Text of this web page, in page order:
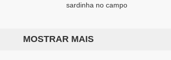
sardinha no campo
MOSTRAR MAIS